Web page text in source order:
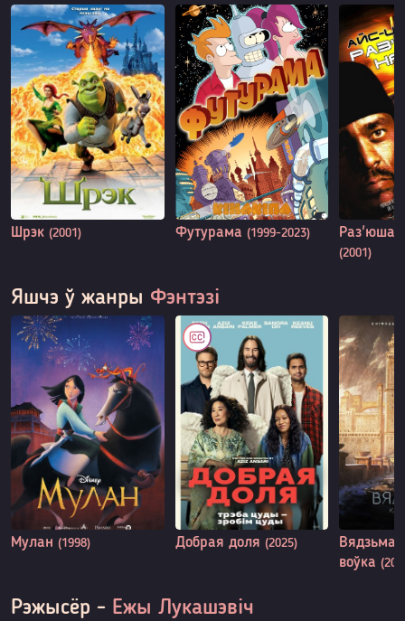
Шрэк (2001) Футурама (1999-2023)
(2001)
Яшчэ ў жанры Фэнтэзі
Мулан (1998) Добрая доля (2025)
воўка
Рэжысёр - Ежы Лукашэвіч